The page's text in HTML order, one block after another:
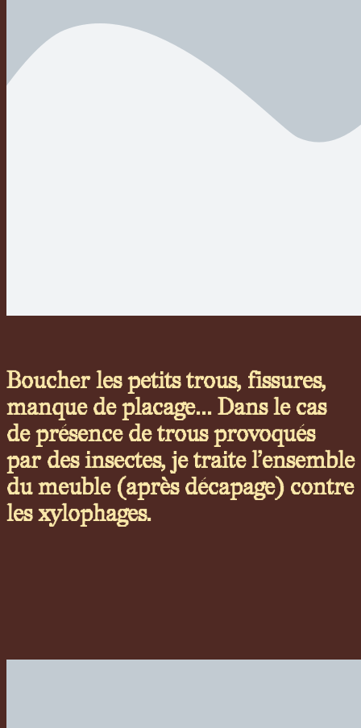
Boucher les petits trous, fissures,
manque de placage… Dans le cas
de présence de trous provoqués
par des insectes, je traite l’ensemble
du meuble (après décapage) contre
les xylophages.